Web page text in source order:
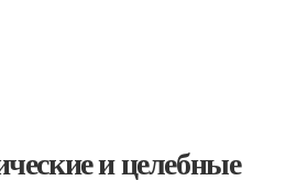
и целебные